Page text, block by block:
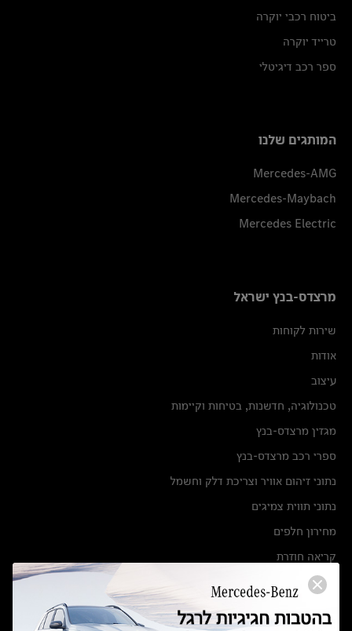
ביטוח רכבי יוקרה
טרייד יוקרה
ספר רכב דיגיטלי
המותגים שלנו
Mercedes-AMG
Mercedes-Maybach
Mercedes Electric
מרצדס-בנץ ישראל
שירות לקוחות
אודות
עיצוב
טכנולוגיה, חדשנות, בטיחות וקיימות
מגזין מרצדס-בנץ
ספרי רכב מרצדס-בנץ
נתוני זיהום אוויר וצריכת דלק וחשמל
נתוני תווית צמיגים
מחירון חלפים
קריאה חוזרת
הודעה על הטבות לרכבי מרצדס בהסדר פשרה בתצ 56447-02-19